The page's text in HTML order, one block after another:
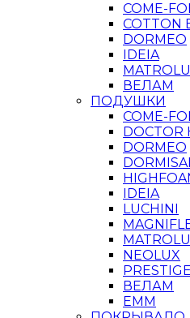
COME-
COTTON
DORMEO
IDEIA
ВЕЛАМ
ПОДУШКИ
COME-
DOCTOR
DORMEO
IDEIA
LUCHINI
NEOLUX
ВЕЛАМ
ЕММ